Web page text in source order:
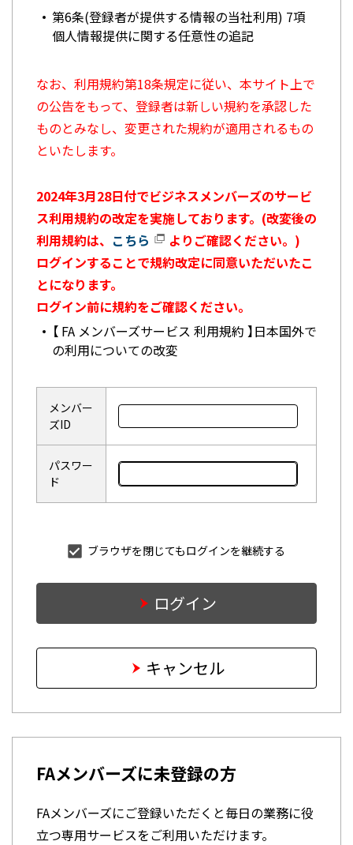
第6条(登録者が提供する情報の当社利用) 7項
個人情報提供に関する任意性の追記
なお、利用規約第18条規定に従い、本サイト上で
の公告をもって、登録者は新しい規約を承認した
ものとみなし、変更された規約が適用されるもの
といたします。
2024年3月28日付でビジネスメンバーズのサービ
ス利用規約の改定を実施しております。(改変後の
利用規約は、 こちら
よりご確認ください。)
ログインすることで規約改定に同意いただいたこ
とになります。
ログイン前に規約をご確認ください。
【 FA メンバーズサービス 利用規約 】日本国外で
の利用についての改変
メンバー
ズID
パスワー
ド
ブラウザを閉じてもログインを継続する
ログイン
キャンセル
FAメンバーズに未登録の方
FAメンバーズにご登録いただくと毎日の業務に役
立つ専用サービスをご利用いただけます。